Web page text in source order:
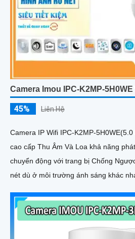
Camera Imou IPC-K2MP-5H0WE
45% Liên Hệ
Camera IP Wifi IPC-K2MP-
cao cấp Thu Âm Và Loa khả năng
chuyển động với trang bị Chống
nét dù ở môi trường ánh sáng khác